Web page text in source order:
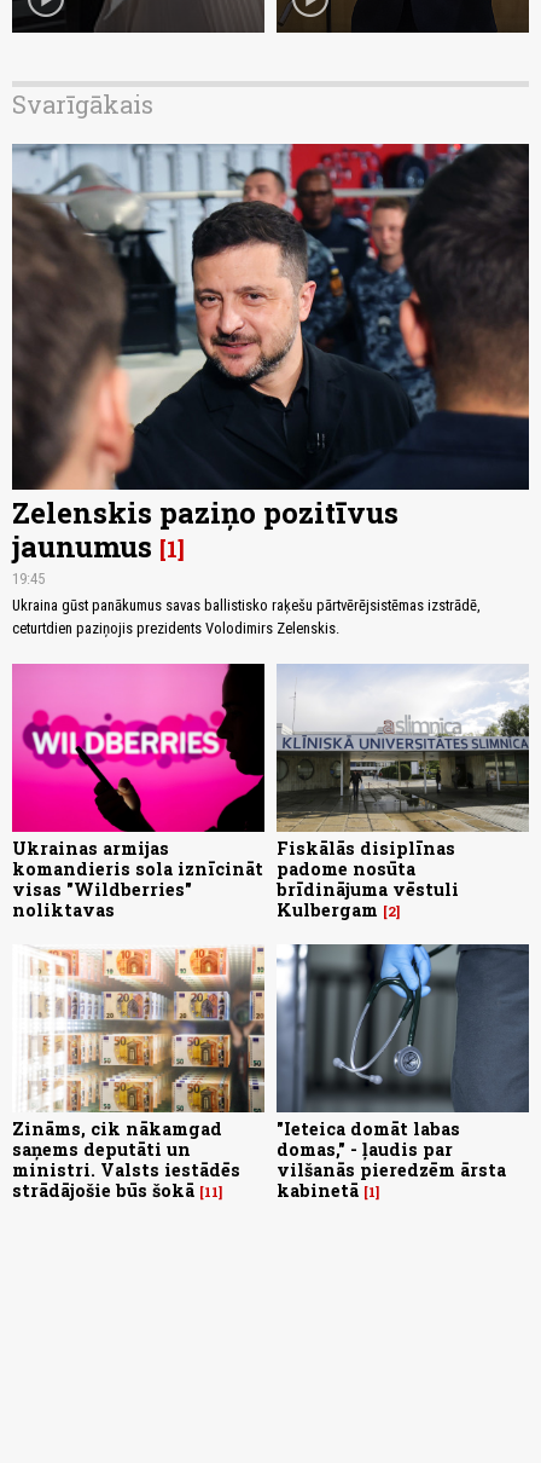
Svarīgākais
Zelenskis paziņo pozitīvus
jaunumus 1
19:45
Ukraina gūst panākumus savas ballistisko raķešu pārtvērējsistēmas izstrādē,
ceturtdien paziņojis prezidents Volodimirs Zelenskis.
Ukrainas armijas
komandieris sola iznīcināt
visas "Wildberries"
noliktavas
Fiskālās disiplīnas
padome nosūta
brīdinājuma vēstuli
Kulbergam
2
Zināms, cik nākamgad
saņems deputāti un
ministri. Valsts iestādēs
strādājošie būs šokā 11
"Ieteica domāt labas
domas," - ļaudis par
vilšanās pieredzēm ārsta
kabinetā 1